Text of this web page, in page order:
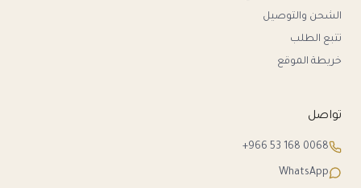
الشحن والتوصيل
تتبع الطلب
خريطة الموقع
تواصل
+966 53 168 0068
WhatsApp